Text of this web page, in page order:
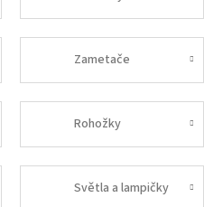
Zametače
Rohožky
Světla a lampičky